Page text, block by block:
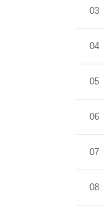
03
04
05
06
07
08